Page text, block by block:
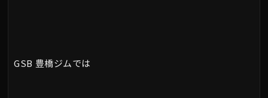
GSB 豊橋ジムでは